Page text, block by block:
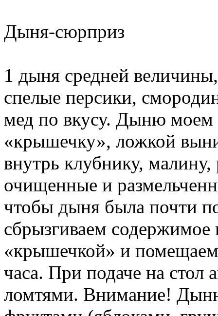
Дыня-сюрприз
1 дыня средней
спелые персики,
мед по вкусу. Дыню моем
«крышечку», ложкой
внутрь клубнику,
очищенные и
чтобы дыня была почти
сбрызгиваем
«крышечкой» и
часа. При подаче на стол
ломтями. Внимание!